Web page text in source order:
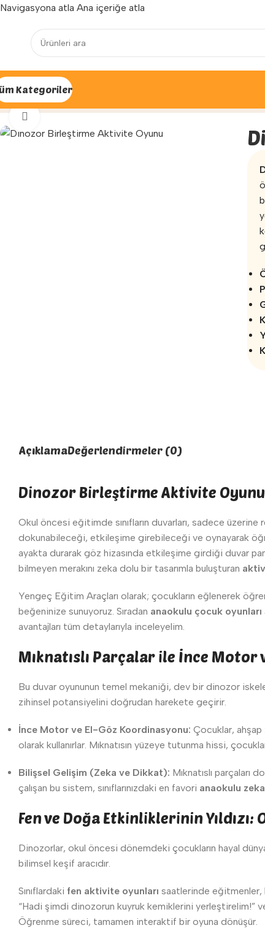
Navigasyona atla Ana içeriğe atla
Yenilenen arayüzümüz ile hizmetinizdeyiz...
Kategoriler
Ana Sayfa Mağaza
Büyütmek için tıklayın
AçıklamaDeğerlendirmeler (0)
Dinozor Birleştirme Aktivite
Okul öncesi eğitimde sınıfların duvarları, sadece
dokunabileceği, etkileşime girebileceği ve oynayarak
ayakta durarak göz hizasında etkileşime girdiği duvar
bilmeyen merakını zeka dolu bir tasarımla buluşturan
Yengeç Eğitim Araçları olarak; çocukların eğlenerek
beğeninize sunuyoruz. Sıradan anaokulu çocuk oyunları
avantajları tüm detaylarıyla inceleyelim.
Mıknatıslı Parçalar ile İnce Motor
Bu duvar oyununun temel mekaniği, dev bir dinozor
zihinsel potansiyelini doğrudan harekete geçirir.
İnce Motor ve El-Göz Koordinasyonu: Çocuklar, ahşap
olarak kullanırlar. Mıknatısın yüzeye tutunma hissi,
Bilişsel Gelişim (Zeka ve Dikkat): Mıknatıslı
çalışan bu sistem, sınıflarınızdaki en favori anaokulu
Fen ve Doğa Etkinliklerinin
Dinozorlar, okul öncesi dönemdeki çocukların hayal
bilimsel keşif aracıdır.
Sınıflardaki fen aktivite oyunları saatlerinde eğitmenler,
“Hadi şimdi dinozorun kuyruk kemiklerini yerleştirelim!”
Öğrenme süreci, tamamen interaktif bir oyuna dönüşür.